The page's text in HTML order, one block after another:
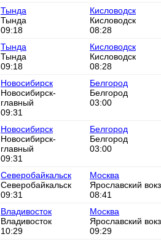
Тында
Тында
09:18
Кисловодск
Кисловодск
08:28
Тында
Тында
09:18
Кисловодск
Кисловодск
08:28
Новосибирск
Новосибирск-
главный
09:31
Белгород
Белгород
03:00
Новосибирск
Новосибирск-
главный
09:31
Белгород
Белгород
03:00
Северобайкальск
Северобайкальск
09:31
Москва
Ярославский
08:41
Владивосток
Владивосток
10:29
Москва
Ярославский
09:29